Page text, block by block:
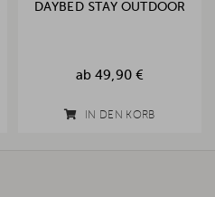
DAYBED STAY OUTDOOR
ab49,90 €
IN DEN KORB